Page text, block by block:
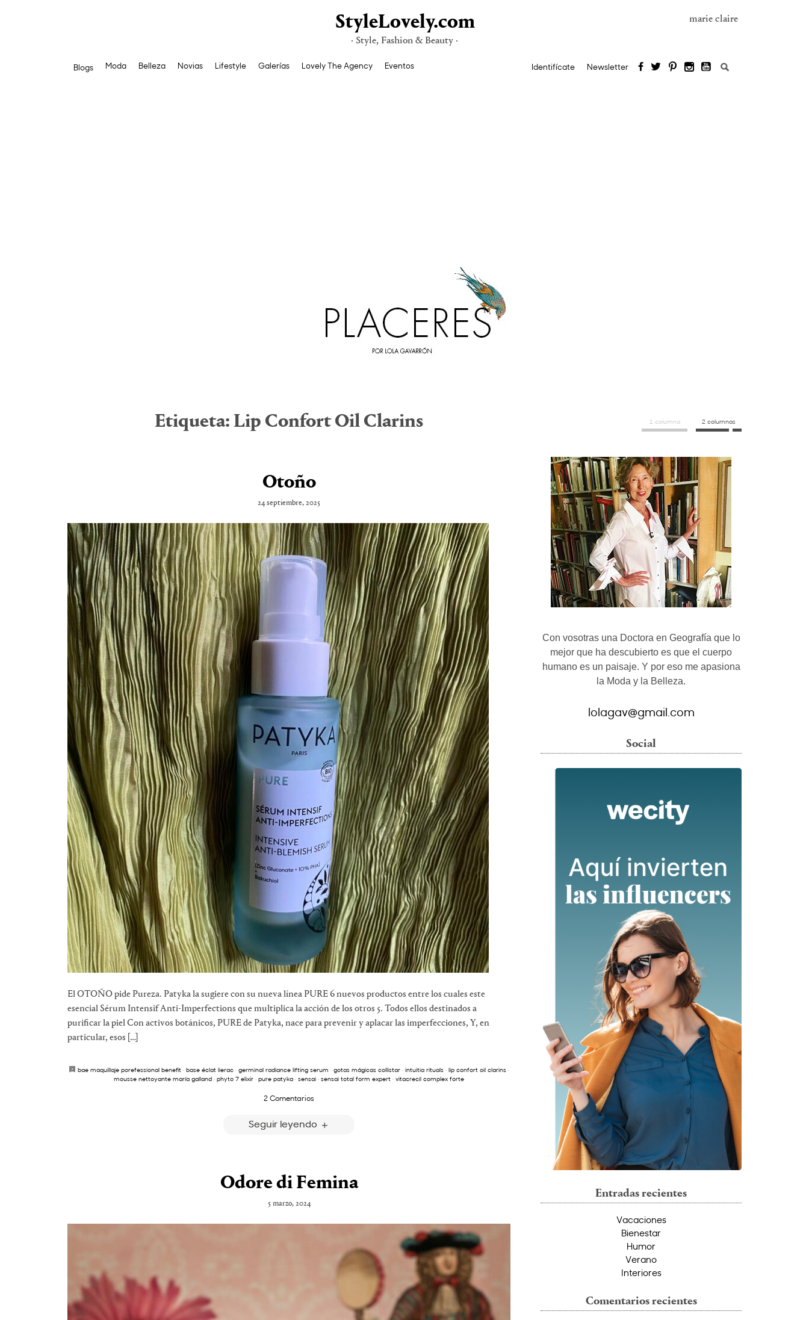
StyleLovely.com
· Style, Fashion & Beauty ·
marie claire
Blogs Moda Belleza Novias Lifestyle Galerías Lovely The Agency Eventos Identifícate Newsletter Buscar:
Etiqueta: Lip Confort Oil Clarins
Otoño
24 septiembre, 2025
El OTOÑO pide Pureza. Patyka la sugiere con su nueva línea PURE 6 nuevos productos entre los cuales este
esencial Sérum Intensif Anti-Imperfections que multiplica la acción de los otros 5. Todos ellos destinados a
purificar la piel Con activos botánicos, PURE de Patyka, nace para prevenir y aplacar las imperfecciones, Y, en
particular, esos […]
bae maquillaje porefessional benefit · base éclat lierac · germinal radiance lifting serum · gotas mágicas collistar · intuitia rituals · lip confort oil clarins ·
mousse nettoyante maría galland · phyto 7 elixir · pure patyka · sensai · sensai total form expert · vitacrecil complex forte
2 Comentarios
Seguir leyendo
Odore di Femina
5 marzo, 2024
1 columna 2 columnas
Con vosotras una Doctora en Geografía que lo
mejor que ha descubierto es que el cuerpo
humano es un paisaje. Y por eso me apasiona
la Moda y la Belleza.
lolagav@gmail.com
Social
Entradas recientes
Vacaciones
Bienestar
Humor
Verano
Interiores
Comentarios recientes